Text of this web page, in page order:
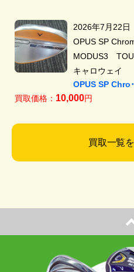
2026年7月22日
OPUS SP
MODUS3
キャロウェイ
OPUS SP Chro
買取価格： 10,000円
買取一覧